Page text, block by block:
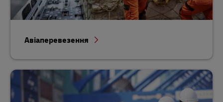
Авіаперевезення